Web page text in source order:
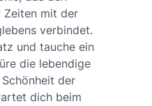
Zeiten mit der
verbindet.
und tauche ein
die lebendige
der
dich beim